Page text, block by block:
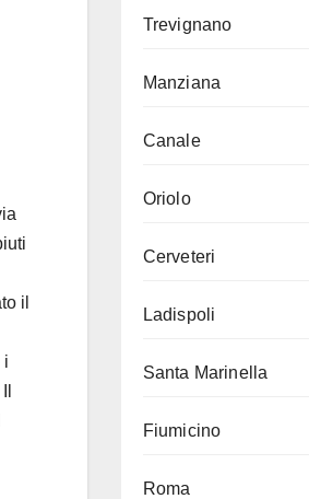
il
i
Trevignano
Manziana
Canale
Oriolo
Cerveteri
Ladispoli
Santa Marinella
Fiumicino
Roma